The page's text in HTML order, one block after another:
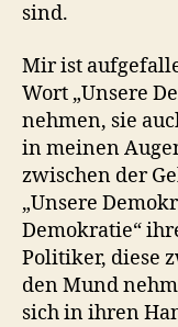
sind.
Mir ist
Wort „Unsere
nehmen, sie
in meinen
zwischen der
„Unsere
Demokratie“
Politiker, diese
den Mund
sich in ihren